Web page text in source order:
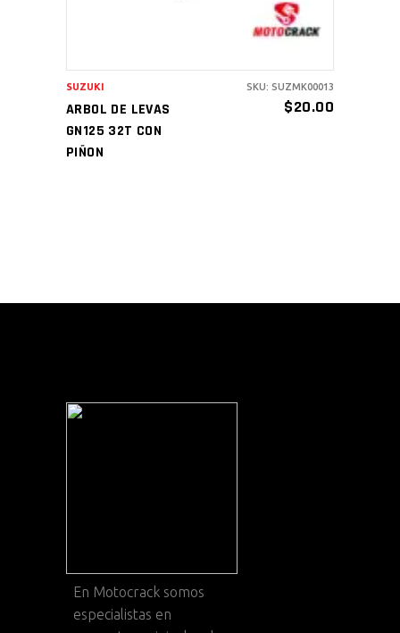
ARBOL DE LEVAS
GN125 32T CON
PIÑON
$20.00
SUZUKI SKU: SUZMK00013
En Motocrack somos
especialistas en